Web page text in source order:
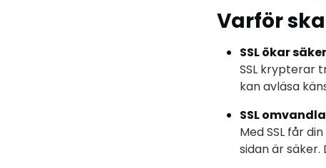
Varför
SSL ökar
SSL krypterar
kan avläsa
SSL
Med SSL får
sidan är